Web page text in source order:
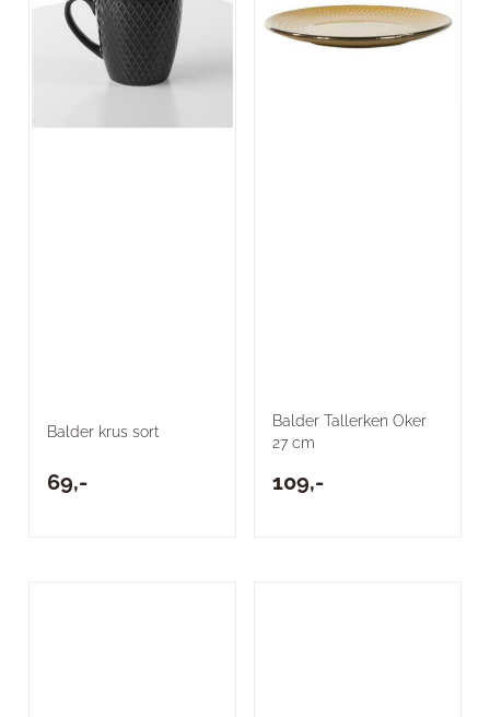
Balder krus sort
69,-
Balder Tallerken Oker
27 cm
109,-